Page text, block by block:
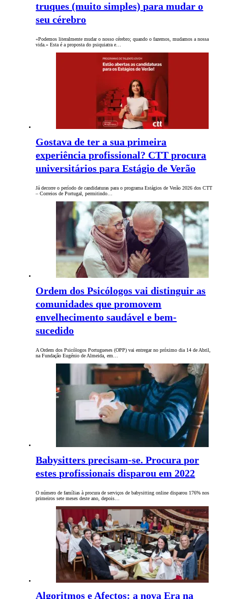
truques (muito simples) para mudar o
seu cérebro
«Podemos literalmente mudar o nosso cérebro; quando o fazemos, mudamos a nossa
vida.» Esta é a proposta do psiquiatra e…
Gostava de ter a sua primeira
experiência profissional? CTT procura
universitários para Estágio de Verão
Já decorre o período de candidaturas para o programa Estágios de Verão 2026 dos CTT
– Correios de Portugal, permitindo…
Ordem dos Psicólogos vai distinguir as
comunidades que promovem
envelhecimento saudável e bem-
sucedido
A Ordem dos Psicólogos Portugueses (OPP) vai entregar no próximo dia 14 de Abril,
na Fundação Eugénio de Almeida, em…
Babysitters precisam-se. Procura por
estes profissionais disparou em 2022
O número de famílias à procura de serviços de babysitting online disparou 176% nos
primeiros sete meses deste ano, depois…
Algoritmos e Afectos: a nova Era na